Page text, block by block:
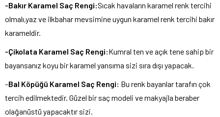
-Bakır Karamel Saç Rengi:Sıcak havaların karamel renk tercihi
olmalı,yaz ve ilkbahar mevsimine uygun karamel renk tercihi bakır
karameldir.
-Çikolata Karamel Saç Rengi:Kumral ten ve açık tene sahip bir
bayansanız koyu bir karamel yansıma sizi sıra dışı yapacak.
–Bal Köpüğü Karamel Saç Rengi: Bu renk bayanlar tarafın çok
tercih edilmektedir. Güzel bir saç modeli ve makyajla beraber
olağanüstü yapacaktır sizi.